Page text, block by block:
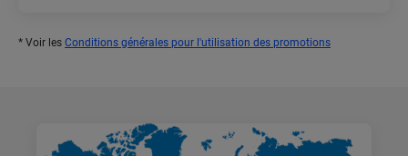
* Voir les Conditions générales pour l'utilisation des promotions